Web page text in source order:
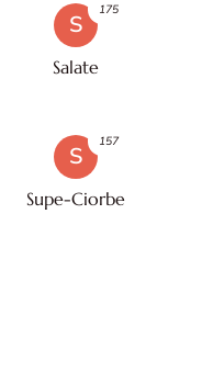
S
Salate
175
S
Supe-Ciorbe
157